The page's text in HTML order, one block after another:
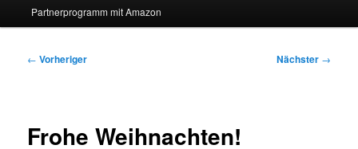
Partnerprogramm mit Amazon
Beitragsnavigation
← Vorheriger Nächster →
Frohe Weihnachten!